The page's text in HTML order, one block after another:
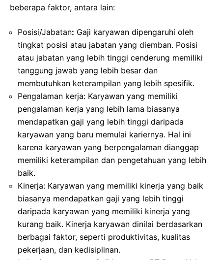
beberapa faktor, antara lain:
Posisi/Jabatan: Gaji karyawan dipengaruhi oleh
tingkat posisi atau jabatan yang diemban. Posisi
atau jabatan yang lebih tinggi cenderung memiliki
tanggung jawab yang lebih besar dan
membutuhkan keterampilan yang lebih spesifik.
Pengalaman kerja: Karyawan yang memiliki
pengalaman kerja yang lebih lama biasanya
mendapatkan gaji yang lebih tinggi daripada
karyawan yang baru memulai kariernya. Hal ini
karena karyawan yang berpengalaman dianggap
memiliki keterampilan dan pengetahuan yang lebih
baik.
Kinerja: Karyawan yang memiliki kinerja yang baik
biasanya mendapatkan gaji yang lebih tinggi
daripada karyawan yang memiliki kinerja yang
kurang baik. Kinerja karyawan dinilai berdasarkan
berbagai faktor, seperti produktivitas, kualitas
pekerjaan, dan kedisiplinan.